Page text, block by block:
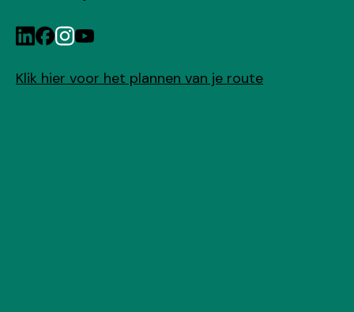
Klik hier voor het plannen van je route